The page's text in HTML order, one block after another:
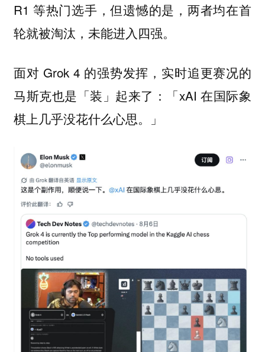
R1 等热门选手，但遗憾的是，两者均在首
轮就被淘汰，未能进入四强。
面对 Grok 4 的强势发挥，实时追更赛况的
马斯克也是「装」起来了：「xAI 在国际象
棋上几乎没花什么心思。」